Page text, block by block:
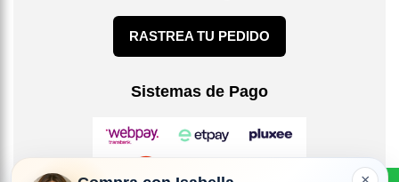
RASTREA TU PEDIDO
Sistemas de Pago